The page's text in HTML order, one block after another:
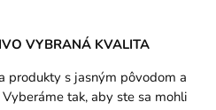
VYBRANÁ KVALITA
produkty s jasným pôvodom a
tak, aby ste sa mohli